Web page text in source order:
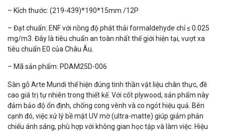
– Kích thước: (219-439)*190*15mm /12P
– Đạt chuẩn: ENF với nồng độ phát thải formaldehyde chỉ ≤ 0.025
mg/m3. Đây là tiêu chuẩn an toàn nhất thế giới hiện tại, vượt xa
tiêu chuẩn E0 của Châu Âu.
– Mã sản phẩm: PDAM25D-006
Sàn gỗ Arte Mundi thể hiện đúng tinh thần vật liệu chân thực, đề
cao giá trị tự nhiên trong thiết kế. Với cốt plywood, sản phẩm này
đảm bảo độ ổn định, chống cong vênh và co ngót hiệu quả. Bên
cạnh đó, việc xử lý bề mặt UV mờ (ultra-matte) giúp giảm phản
chiếu ánh sáng, phù hợp với không gian học tập và làm việc. Hiệu